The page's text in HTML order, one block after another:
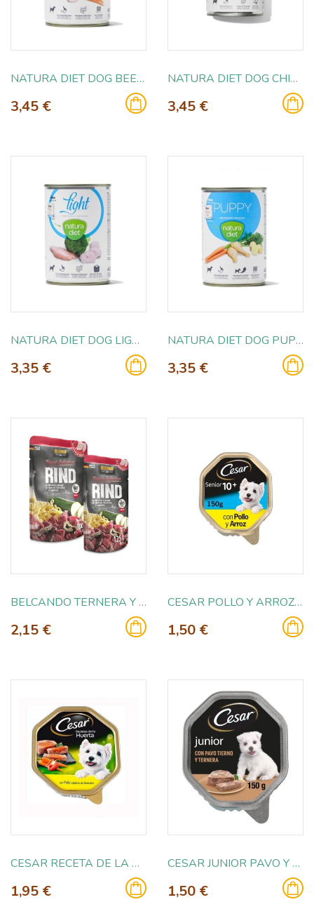
NATURA DIET DOG BEEF & VEGS 400GR
3,45 €
NATURA DIET DOG CHICKEN & VEGS 400GR
3,45 €
NATURA DIET DOG LIGHT 400GR
3,35 €
NATURA DIET DOG PUPPY 400GR
3,35 €
BELCANDO TERNERA Y NOODLES CON CALABACIN 125GR
2,15 €
CESAR POLLO Y ARROZ 150GR
1,50 €
CESAR RECETA DE LA HUERTA 150GR
1,95 €
CESAR JUNIOR PAVO Y TERNERA 150GR
1,50 €